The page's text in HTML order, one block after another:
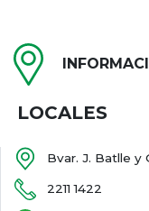
LOCALES
Bvar. J. Batlle y
2211 1422